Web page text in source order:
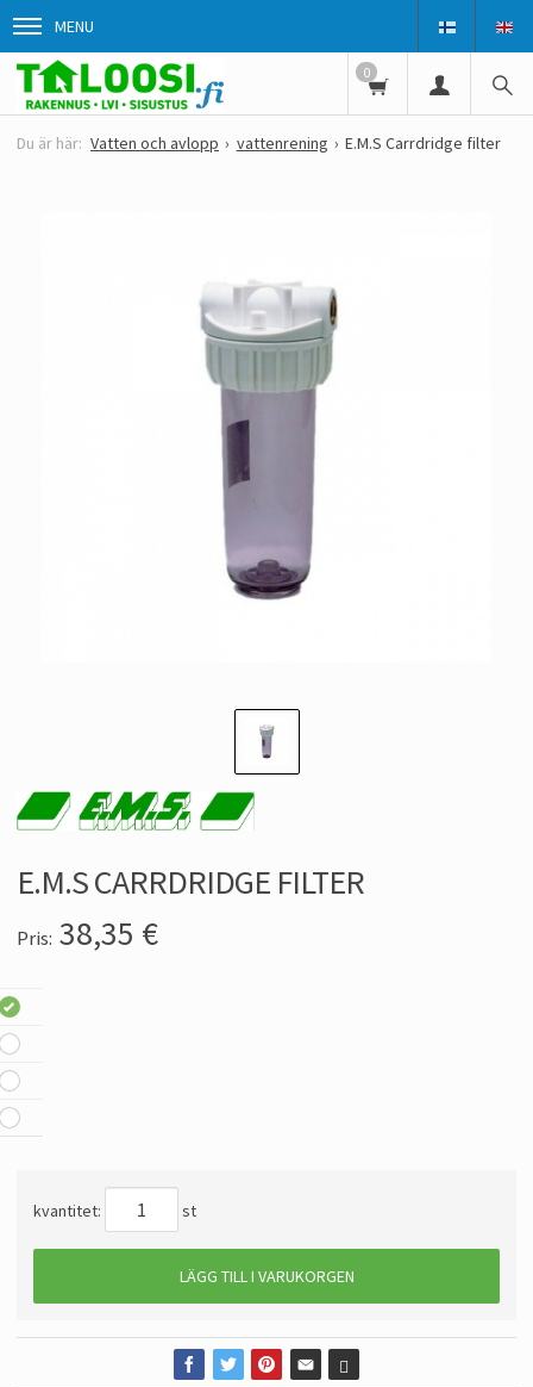
MENU
0
Vatten och avlopp vattenrening E.M.S Carrdridge filter
E.M.S CARRDRIDGE FILTER
Pris: 38,35 €
kvantitet: st
LÄGG TILL I VARUKORGEN